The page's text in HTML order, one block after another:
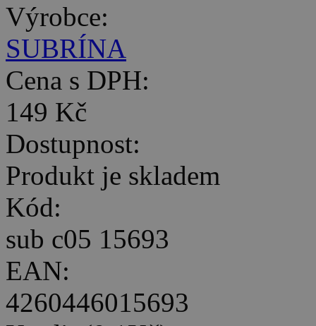
Výrobce:
SUBRÍNA
Cena s DPH:
149 Kč
Dostupnost:
Produkt je skladem
Kód:
sub c05 15693
EAN:
4260446015693